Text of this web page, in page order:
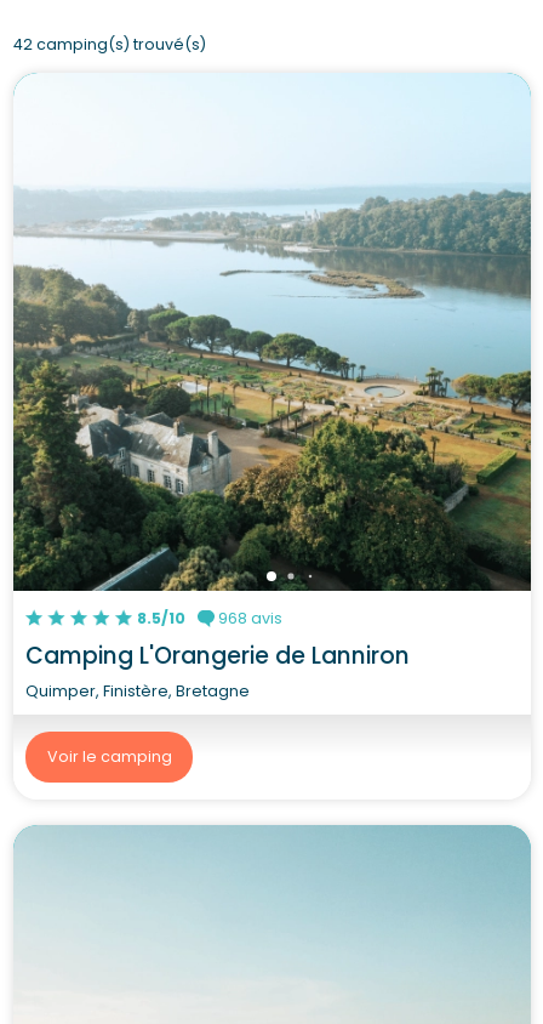
42 camping(s) trouvé(s)
8.5/10 968 avis
Camping L'Orangerie de Lanniron
Quimper, Finistère, Bretagne
Voir le camping